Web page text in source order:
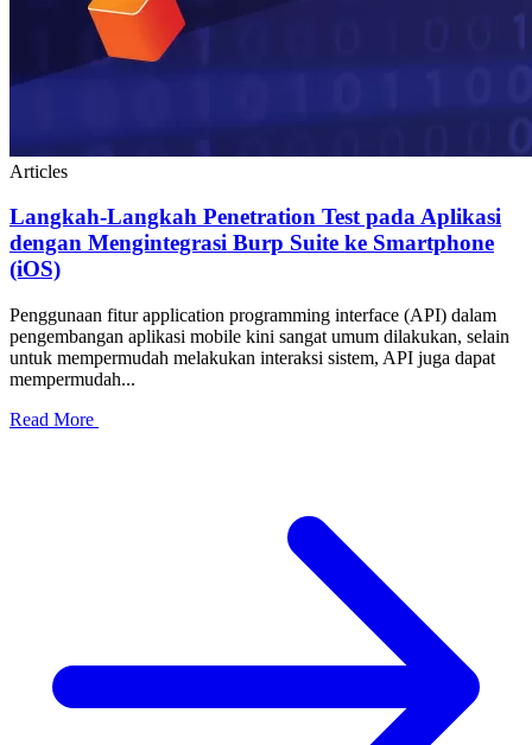
Articles
Langkah-Langkah Penetration Test pada Aplikasi
dengan Mengintegrasi Burp Suite ke Smartphone
(iOS)
Penggunaan fitur application programming interface (API) dalam
pengembangan aplikasi mobile kini sangat umum dilakukan, selain
untuk mempermudah melakukan interaksi sistem, API juga dapat
mempermudah...
Read More